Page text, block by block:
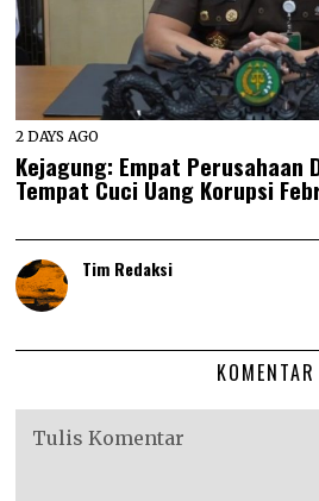
2 DAYS AGO
Kejagung: Empat Perusahaan
Tempat Cuci Uang Korupsi
Tim Redaksi
KOMENTAR